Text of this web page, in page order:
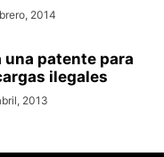
2014
una patente para
ilegales
2013